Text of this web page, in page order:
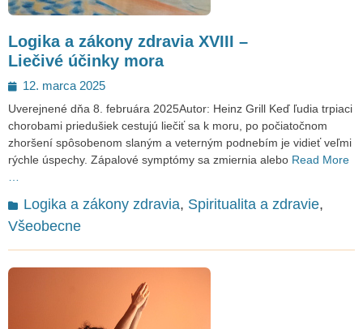
Logika a zákony zdravia XVIII –
Liečivé účinky mora
Posted
on
12. marca 2025
Uverejnené dňa 8. februára 2025Autor: Heinz Grill Keď ľudia trpiaci
chorobami priedušiek cestujú liečiť sa k moru, po počiatočnom
zhoršení spôsobenom slaným a veterným podnebím je vidieť veľmi
rýchle úspechy. Zápalové symptómy sa zmiernia alebo Read More
Categories
Logika a zákony zdravia, Spiritualita a zdravie,
Všeobecne